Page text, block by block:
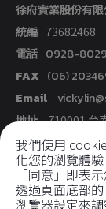
徐府實業股份有
統編 73682468
電話 0928-
FAX (06)
Email
地址 710001台
社群媒體
我們使用
化您的瀏覽體
「同意」即表
透過頁面底部
瀏覽器設定來